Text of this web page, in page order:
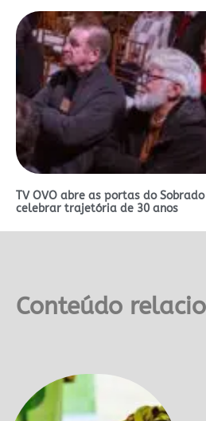
TV OVO abre as portas do
celebrar trajetória de 30 anos
Conteúdo